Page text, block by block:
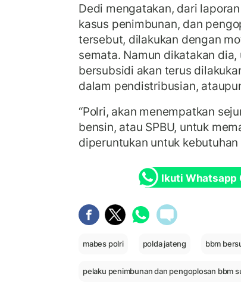
Dedi mengatakan, dari
kasus penimbunan, dan
tersebut, dilakukan dengan
semata. Namun dikatakan
bersubsidi akan terus
dalam pendistribusian,
“Polri, akan menempatkan
bensin, atau SPBU, untuk
diperuntukan untuk kebutuhan
Ikuti Whatsapp
mabes polri polda jateng bbm
pelaku penimbunan dan pengoplosan bbm